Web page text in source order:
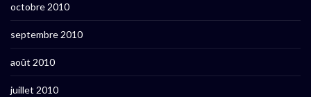
octobre 2010
septembre 2010
août 2010
juillet 2010